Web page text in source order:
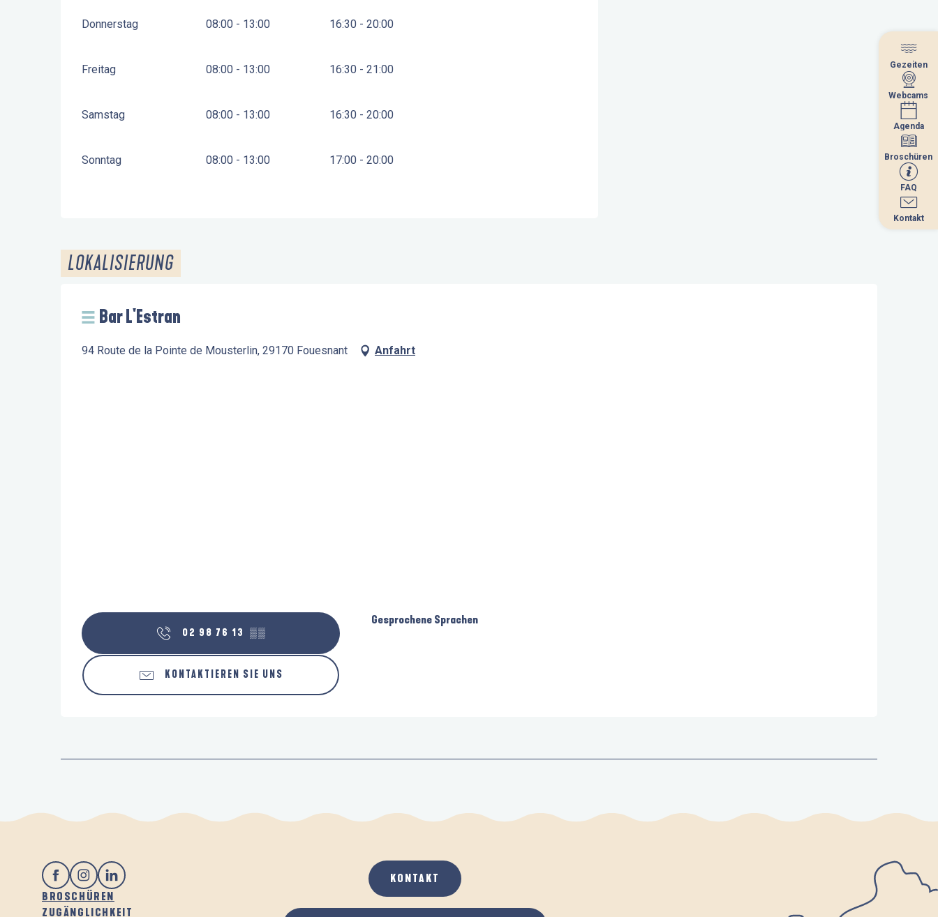
Gezeiten
Webcams
Agenda
Broschüren
FAQ
Kontakt
Kontakt
Donnerstag 08:00 - 13:00 16:30 - 20:00
Freitag 08:00 - 13:00 16:30 - 21:00
Samstag 08:00 - 13:00 16:30 - 20:00
Sonntag 08:00 - 13:00 17:00 - 20:00
LOKALISIERUNG
Bar L'Estran
94 Route de la Pointe de Mousterlin, 29170 Fouesnant Anfahrt
02 98 76 13 ▒▒
KONTAKTIEREN SIE UNS
Gesprochene Sprachen
Gesprochene Sprachen
BROSCHÜREN
ZUGÄNGLICHKEIT
KONTAKT